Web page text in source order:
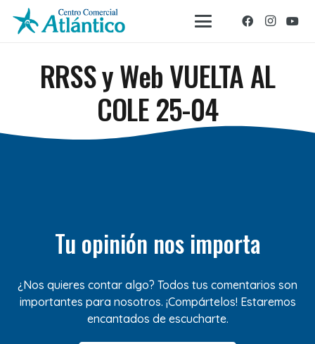
RRSS y Web VUELTA AL
COLE 25-04
Tu opinión nos importa
¿Nos quieres contar algo? Todos tus comentarios son
importantes para nosotros. ¡Compártelos! Estaremos
encantados de escucharte.